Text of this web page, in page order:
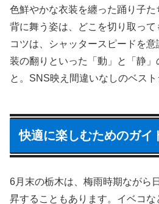
色鮮やかな衣装を纏った踊り子
背に舞う姿は、どこを切り取っ
コツは、シャッタースピードを
装の翻りといった「動」と「静」
と。SNS映え間違いなしのベスト
快適に楽しむためのガイ
6月末の栃木は、梅雨時期ながら
昇することもあります。イベコな